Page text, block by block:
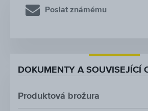
Poslat známému
DOKUMENTY A SOUVISEJÍCÍ
Produktová brožura